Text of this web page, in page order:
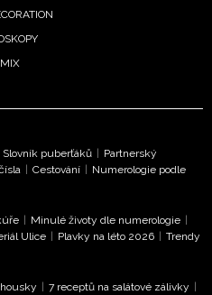
MIX
Slovník puberťáků | Partnerský
| Cestování | Numerologie podle
| Minulé životy dle numerologie |
Ulice | Plavky na léto 2026 | Trendy
| 7 receptů na salátové zálivky |